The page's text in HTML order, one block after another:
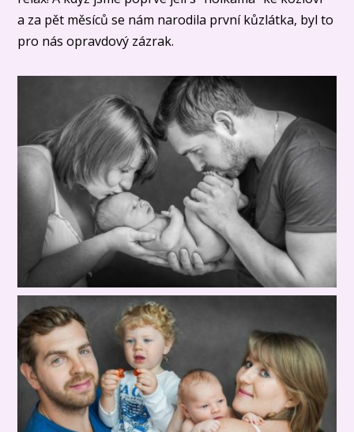
a za pět měsíců se nám narodila první kůzlátka, byl to
pro nás opravdový zázrak.